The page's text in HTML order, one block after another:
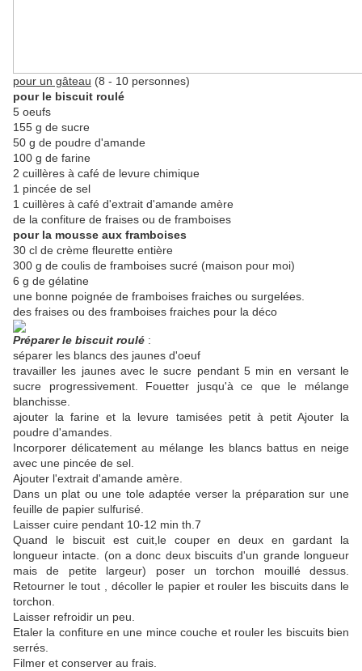
pour un gâteau (8 - 10 personnes)
pour le biscuit roulé
5 oeufs
155 g de sucre
50 g de poudre d'amande
100 g de farine
2 cuillères à café de levure chimique
1 pincée de sel
1 cuillères à café d'extrait d'amande amère
de la confiture de fraises ou de framboises
pour la mousse aux framboises
30 cl de crème fleurette entière
300 g de coulis de framboises sucré (maison pour moi)
6 g de gélatine
une bonne poignée de framboises fraiches ou surgelées.
des fraises ou des framboises fraiches pour la déco
Préparer le biscuit roulé :
séparer les blancs des jaunes d'oeuf
travailler les jaunes avec le sucre pendant 5 min en versant le
sucre progressivement. Fouetter jusqu'à ce que le mélange
blanchisse.
ajouter la farine et la levure tamisées petit à petit Ajouter la
poudre d'amandes.
Incorporer délicatement au mélange les blancs battus en neige
avec une pincée de sel.
Ajouter l'extrait d'amande amère.
Dans un plat ou une tole adaptée verser la préparation sur une
feuille de papier sulfurisé.
Laisser cuire pendant 10-12 min th.7
Quand le biscuit est cuit,le couper en deux en gardant la
longueur intacte. (on a donc deux biscuits d'un grande longueur
mais de petite largeur) poser un torchon mouillé dessus.
Retourner le tout , décoller le papier et rouler les biscuits dans le
torchon.
Laisser refroidir un peu.
Etaler la confiture en une mince couche et rouler les biscuits bien
serrés.
Filmer et conserver au frais.